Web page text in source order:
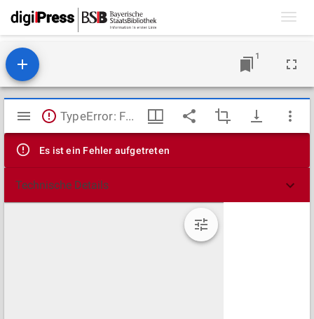
1
Mirador
Viewer
TypeError: Failed to fetch
Es ist ein Fehler aufgetreten
Technische Details